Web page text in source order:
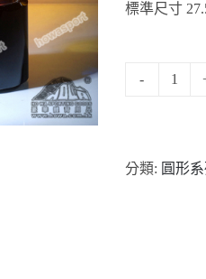
標準尺寸
圓
分類: 圓形系